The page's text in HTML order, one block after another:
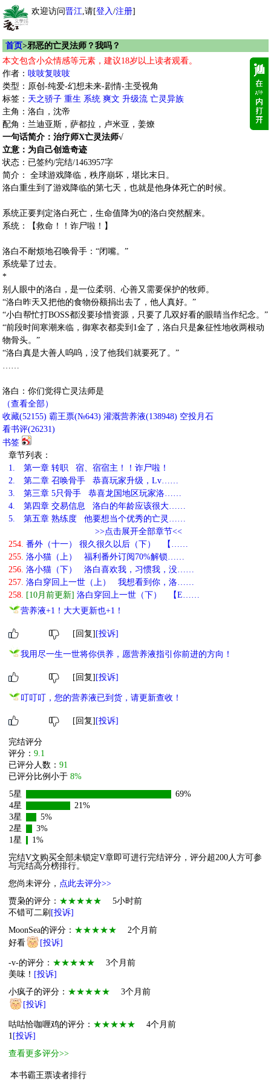
欢迎访问晋江,请[登入/注册]
首页>邪恶的亡灵法师？我吗？
本文包含小众情感等元素，建议18岁以上读者观看。
作者： 吱吱复吱吱
类型：原创-纯爱-幻想未来-剧情-主受视角
标签： 天之骄子 重生 系统 爽文 升级流 亡灵异族
主角：洛白，沈帝
配角：兰迪亚斯，萨都拉，卢米亚，姜燎
一句话简介：治疗师X亡灵法师√
立意：为自己创造奇迹
状态：已签约/完结/1463957字
简介： 全球游戏降临，秩序崩坏，堪比末日。
洛白重生到了游戏降临的第七天，也就是他身体死亡的时候。
系统正要判定洛白死亡，生命值降为0的洛白突然醒来。
系统：【救命！！诈尸啦！】
洛白不耐烦地召唤骨手：“闭嘴。”
系统晕了过去。
*
别人眼中的洛白，是一位柔弱、心善又需要保护的牧师。
“洛白昨天又把他的食物份额捐出去了，他人真好。”
“小白帮忙打BOSS都没要珍惜资源，只要了几双好看的眼睛当作纪念。”
“前段时间寒潮来临，御寒衣都卖到1金了，洛白只是象征性地收两根动
物骨头。”
“洛白真是大善人呜呜，没了他我们就要死了。”
……
洛白：你们觉得亡灵法师是
（查看全部）
收藏(52155) 霸王票(№643) 灌溉营养液(138948) 空投月石
看书评(26231)
书签
章节列表：
1.
第一章 转职 宿、宿宿主！！诈尸啦！
2.
第二章 召唤骨手 恭喜玩家升级，Lv……
3.
第三章 5只骨手 恭喜龙国地区玩家洛……
4.
第四章 交易信息 洛白的年龄应该很大……
5.
第五章 熟练度 他要想当个优秀的亡灵……
>>点击展开全部章节<<
254. 番外（十一） 很久很久以后（下） 【……
255. 洛小猫（上） 福利番外订阅70%解锁……
256. 洛小猫（下） 洛白喜欢我，习惯我，没……
257. 洛白穿回上一世（上） 我想看到你，洛……
258. [10月前更新] 洛白穿回上一世（下） 【E……
营养液+1！大大更新也+1！
[回复] [投诉]
我用尽一生一世将你供养，愿营养液指引你前进的方向！
[回复] [投诉]
叮叮叮，您的营养液已到货，请更新查收！
[回复] [投诉]
完结评分
评分： 9.1
已评分人数： 91
已评分比例小于 8%
5星
69%
4星
21%
3星
5%
2星
3%
1星
1%
完结V文购买全部未锁定V章即可进行完结评分，评分超200人方可参
与完结高分榜排行。
您尚未评分， 点此去评分>>
贾枭的评分： ★★★★★
5小时前
不错可二刷 [投诉]
MoonSea的评分： ★★★★★
2个月前
好看
[投诉]
-v-的评分： ★★★★★
3个月前
美味！ [投诉]
小疯子的评分： ★★★★★
3个月前
[投诉]
咕咕恰咖喱鸡的评分： ★★★★★
4个月前
1 [投诉]
查看更多评分>>
本书霸王票读者排行